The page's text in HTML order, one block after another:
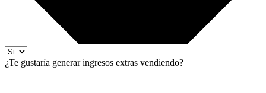
¿Te gustaría generar ingresos extras vendiendo?